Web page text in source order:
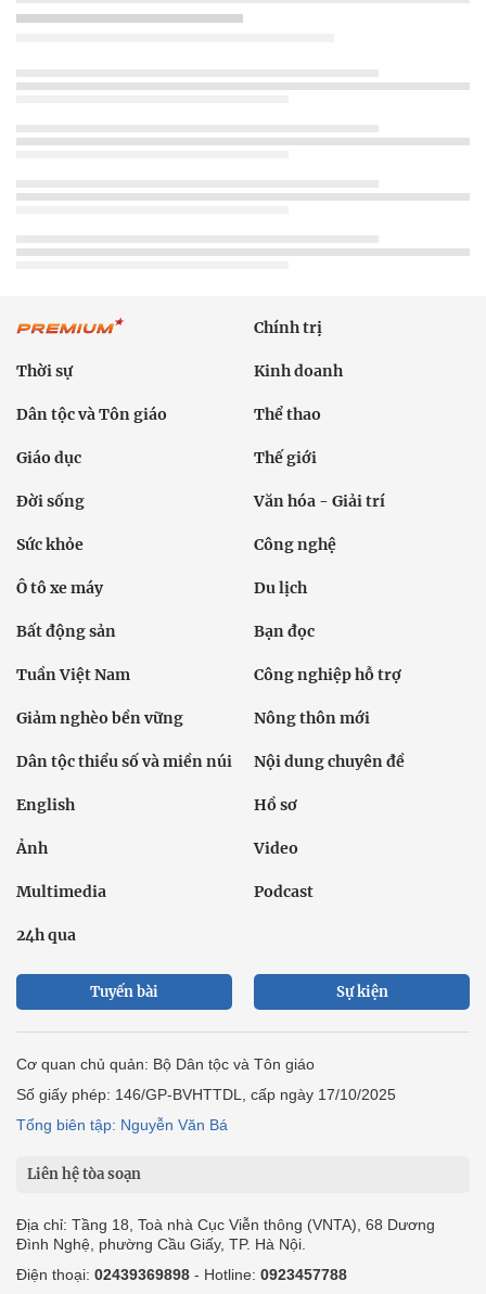
Chính trị
Thời sự Kinh doanh
Dân tộc và Tôn giáo Thể thao
Giáo dục Thế giới
Đời sống Văn hóa - Giải trí
Sức khỏe Công nghệ
Ô tô xe máy Du lịch
Bất động sản Bạn đọc
Tuần Việt Nam Công nghiệp hỗ trợ
Giảm nghèo bền vững Nông thôn mới
Dân tộc thiểu số và miền núi Nội dung chuyên đề
English Hồ sơ
Ảnh Video
Multimedia Podcast
24h qua
Tuyến bài Sự kiện
Cơ quan chủ quản: Bộ Dân tộc và Tôn giáo
Số giấy phép: 146/GP-BVHTTDL, cấp ngày 17/10/2025
Tổng biên tập: Nguyễn Văn Bá
Liên hệ tòa soạn
Địa chỉ: Tầng 18, Toà nhà Cục Viễn thông (VNTA), 68 Dương
Đình Nghệ, phường Cầu Giấy, TP. Hà Nội.
Điện thoại: 02439369898 - Hotline: 0923457788